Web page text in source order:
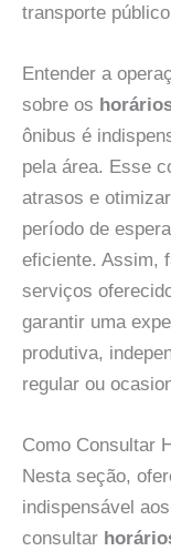
transporte
Entender a
sobre os
ônibus é
pela área. Esse
atrasos e
período de
eficiente. Assim,
serviços
garantir uma
produtiva,
regular ou
Como Consultar
Nesta seção,
indispensável
consultar